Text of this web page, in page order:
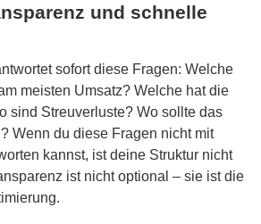
und schnelle
sofort diese Fragen: Welche
meisten Umsatz? Welche hat die
sind Streuverluste? Wo sollte das
Wenn du diese Fragen nicht mit
kannst, ist deine Struktur nicht
ist nicht optional – sie ist die